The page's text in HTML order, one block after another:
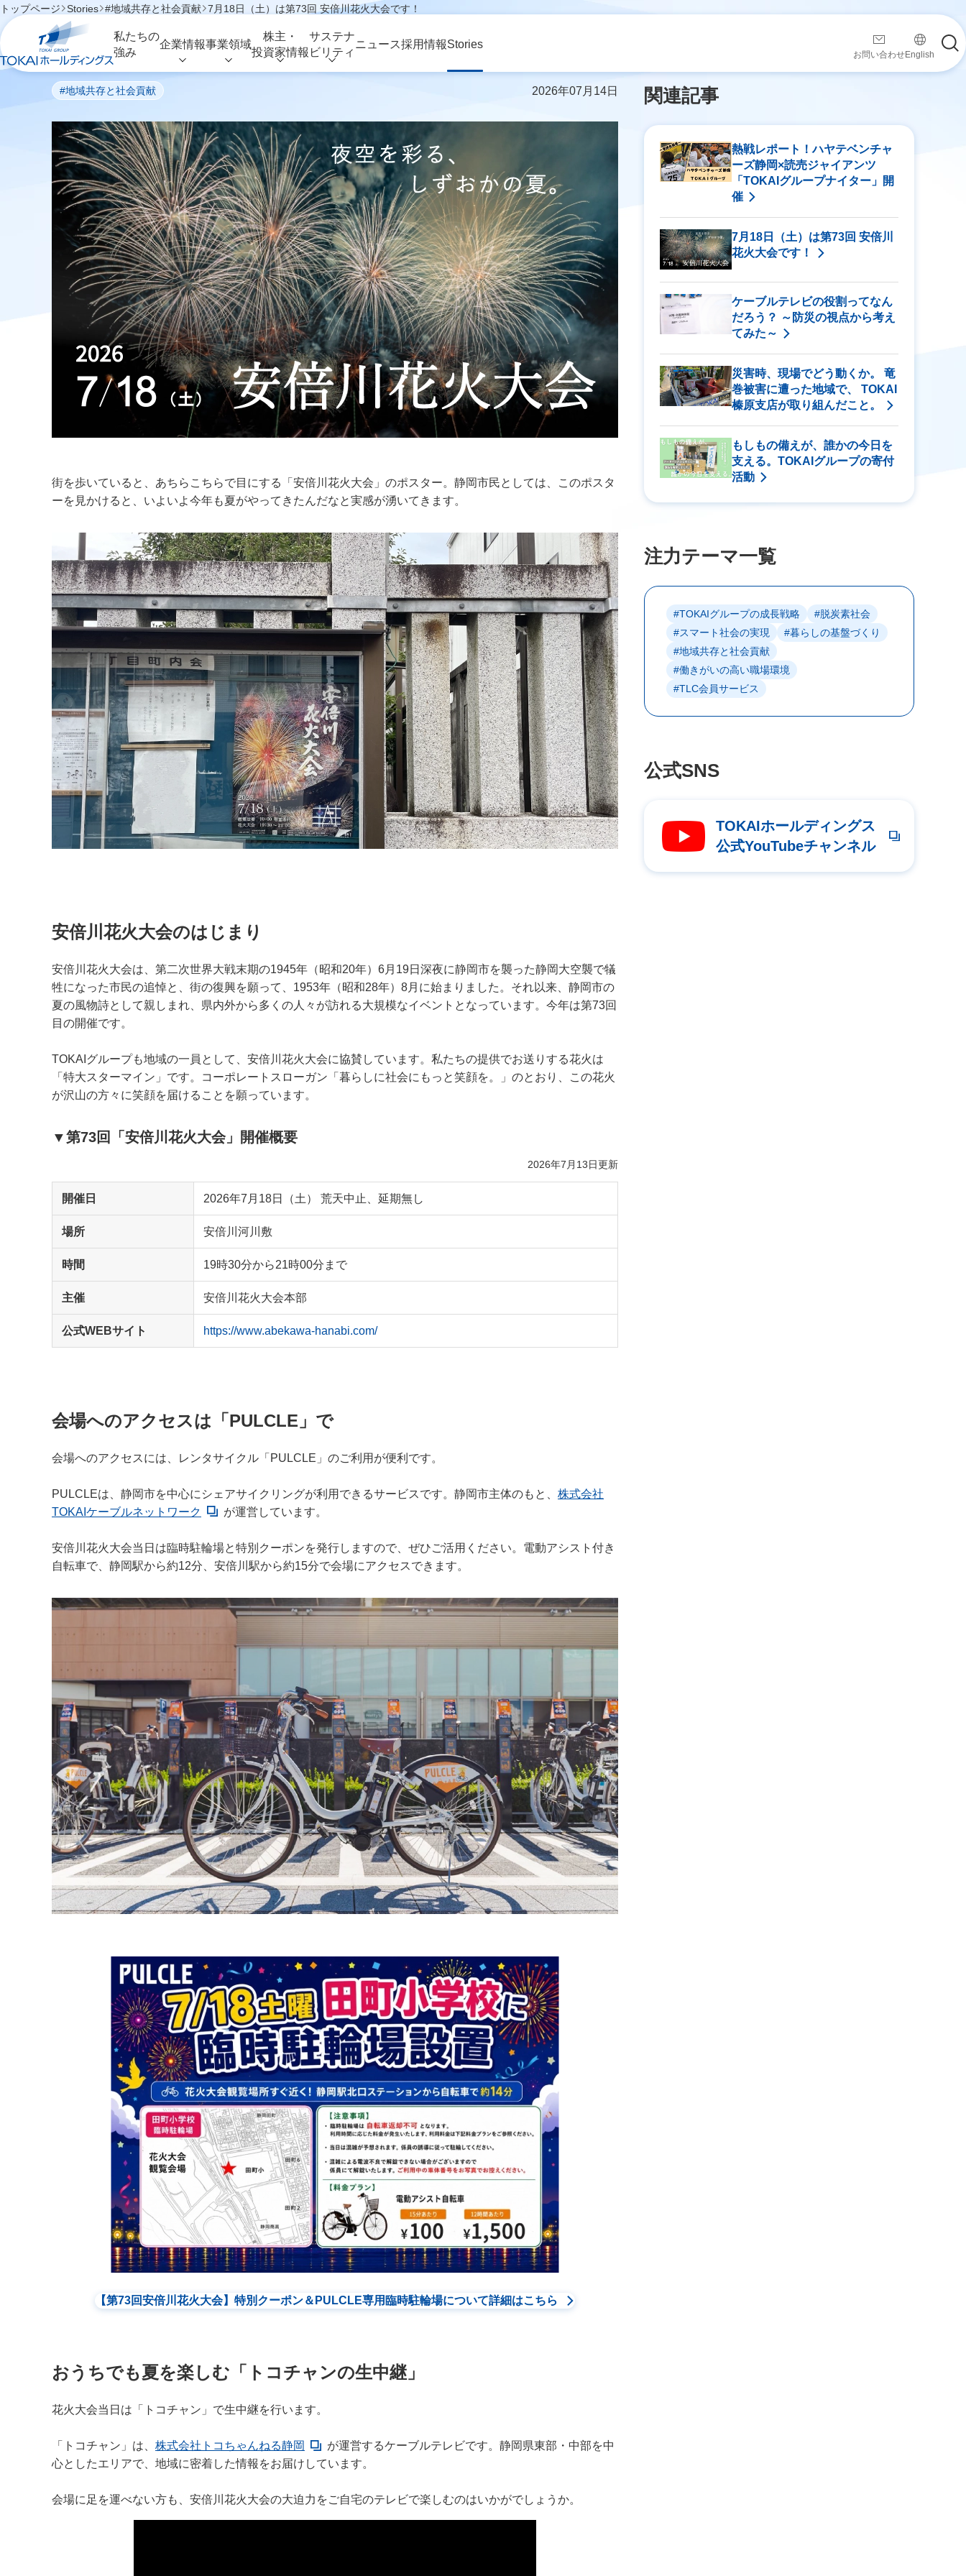
私たちの
強み
企業情報事業領域
株主・
投資家情報
サステナ
ビリティ
ニュース採用情報Stories
お問い合わせEnglish
トップページ Stories #地域共存と社会貢献 7月18日（土）は第73回 安倍川花火大会です！
7月18日（土）は第73回 安倍川花火大会です！
#地域共存と社会貢献 2026年07月14日
街を歩いていると、あちらこちらで目にする「安倍川花火大会」のポスター。静岡市民としては、このポスタ
ーを見かけると、いよいよ今年も夏がやってきたんだなと実感が湧いてきます。
安倍川花火大会のはじまり
安倍川花火大会は、第二次世界大戦末期の1945年（昭和20年）6月19日深夜に静岡市を襲った静岡大空襲で犠
牲になった市民の追悼と、街の復興を願って、1953年（昭和28年）8月に始まりました。それ以来、静岡市の
夏の風物詩として親しまれ、県内外から多くの人々が訪れる大規模なイベントとなっています。今年は第73回
目の開催です。
TOKAIグループも地域の一員として、安倍川花火大会に協賛しています。私たちの提供でお送りする花火は
「特大スターマイン」です。コーポレートスローガン「暮らしに社会にもっと笑顔を。」のとおり、この花火
が沢山の方々に笑顔を届けることを願っています。
▼第73回「安倍川花火大会」開催概要
2026年7月13日更新
開催日 2026年7 月 18日（土） 荒天中止、延期無し
場所 安倍川河川敷
時間 19時30分から21時00分まで
主催 安倍川花火大会本部
公式WEBサイト https://www.abekawa-hanabi.com/
会場へのアクセスは「PULCLE」で
会場へのアクセスには、レンタサイクル「PULCLE」のご利用が便利です。
PULCLEは、静岡市を中心にシェアサイクリングが利用できるサービスです。静岡市主体のもと、 株式会社
TOKAIケーブルネットワーク
が運営しています。
安倍川花火大会当日は臨時駐輪場と特別クーポンを発行しますので、ぜひご活用ください。電動アシスト付き
自転車で、静岡駅から約12分、安倍川駅から約15分で会場にアクセスできます。
【第73回安倍川花火大会】特別クーポン＆PULCLE専用臨時駐輪場について詳細はこちら
おうちでも夏を楽しむ「トコチャンの生中継」
花火大会当日は「トコチャン」で生中継を行います。
「トコチャン」は、 株式会社トコちゃんねる静岡
が運営するケーブルテレビです。静岡県東部・中部を中
心としたエリアで、地域に密着した情報をお届けしています。
会場に足を運べない方も、安倍川花火大会の大迫力をご自宅のテレビで楽しむのはいかがでしょうか。
関連記事
熱戦レポート！ハヤテベンチャ
ーズ静岡×読売ジャイアンツ
「TOKAIグループナイター」開
催
7月18日（土）は第73回 安倍川
花火大会です！
ケーブルテレビの役割ってなん
だろう？ ～防災の視点から考え
てみた～
災害時、現場でどう動くか。 竜
巻被害に遭った地域で、 TOKAI
榛原支店が取り組んだこと。
もしもの備えが、誰かの今日を
支える。TOKAIグループの寄付
活動
注力テーマ一覧
#TOKAIグループの成長戦略
#脱炭素社会
#スマート社会の実現
#暮らしの基盤づくり
#地域共存と社会貢献
#働きがいの高い職場環境
#TLC会員サービス
公式SNS
TOKAIホールディングス
公式YouTubeチャンネル